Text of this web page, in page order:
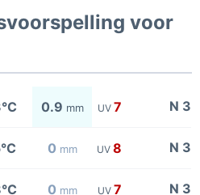
voor
0.9 mm UV 7 N 3
0 mm UV 8 N 3
0 mm UV 7 N 3